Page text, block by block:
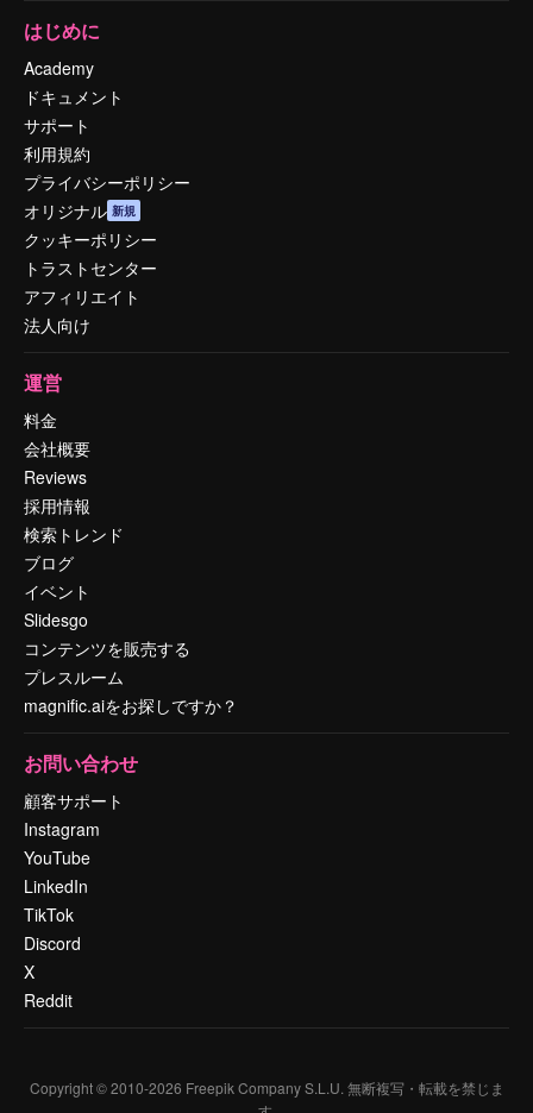
はじめに
Academy
ドキュメント
サポート
利用規約
プライバシーポリシー
オリジナル 新規
クッキーポリシー
トラストセンター
アフィリエイト
法人向け
運営
料金
会社概要
Reviews
採用情報
検索トレンド
ブログ
イベント
Slidesgo
コンテンツを販売する
プレスルーム
magnific.aiをお探しですか？
お問い合わせ
顧客サポート
Instagram
YouTube
LinkedIn
TikTok
Discord
X
Reddit
Copyright © 2010-2026 Freepik Company S.L.U. 無断複写・転載を禁じま